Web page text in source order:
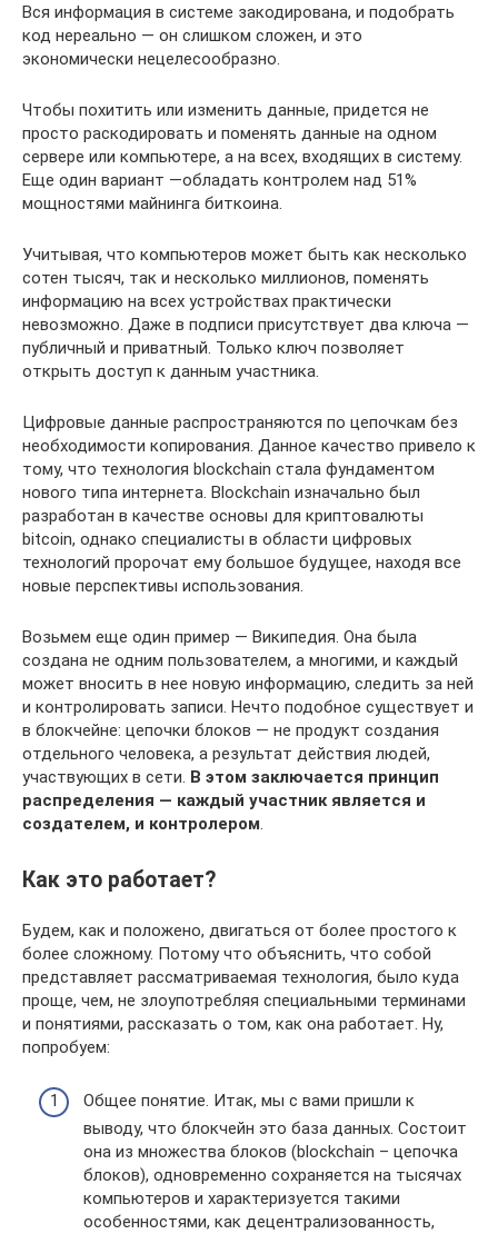
Вся информация в системе закодирована, и подобрать
код нереально — он слишком сложен, и это
экономически нецелесообразно.
Чтобы похитить или изменить данные, придется не
просто раскодировать и поменять данные на одном
сервере или компьютере, а на всех, входящих в систему.
Еще один вариант —обладать контролем над 51%
мощностями майнинга биткоина.
Учитывая, что компьютеров может быть как несколько
сотен тысяч, так и несколько миллионов, поменять
информацию на всех устройствах практически
невозможно. Даже в подписи присутствует два ключа —
публичный и приватный. Только ключ позволяет
открыть доступ к данным участника.
Цифровые данные распространяются по цепочкам без
необходимости копирования. Данное качество привело к
тому, что технология blockchain стала фундаментом
нового типа интернета. Blockchain изначально был
разработан в качестве основы для криптовалюты
bitcoin, однако специалисты в области цифровых
технологий пророчат ему большое будущее, находя все
новые перспективы использования.
Возьмем еще один пример — Википедия. Она была
создана не одним пользователем, а многими, и каждый
может вносить в нее новую информацию, следить за ней
и контролировать записи. Нечто подобное существует и
в блокчейне: цепочки блоков — не продукт создания
отдельного человека, а результат действия людей,
участвующих в сети. В этом заключается принцип
распределения — каждый участник является и
создателем, и контролером
Как это работает?
Будем, как и положено, двигаться от более простого к
более сложному. Потому что объяснить, что собой
представляет рассматриваемая технология, было куда
проще, чем, не злоупотребляя специальными терминами
и понятиями, рассказать о том, как она работает. Ну,
попробуем:
Общее понятие. Итак, мы с вами пришли к
выводу, что блокчейн это база данных. Состоит
она из множества блоков (blockchain – цепочка
блоков), одновременно сохраняется на тысячах
компьютеров и характеризуется такими
особенностями, как децентрализованность,